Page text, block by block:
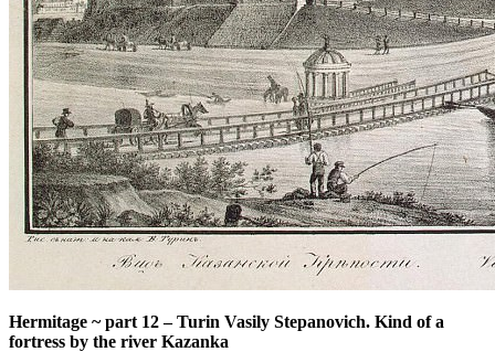
Hermitage ~ part 12–Turin Vasily Stepanovich. Kind of a
fortress by the river Kazanka